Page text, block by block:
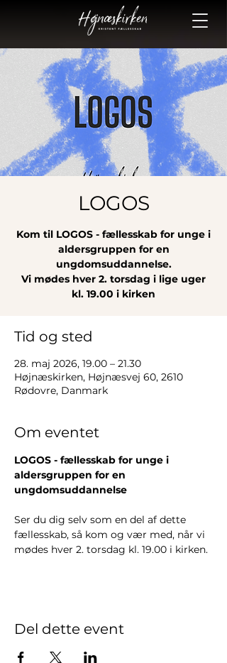
LOGOS
Kom til LOGOS - fællesskab for unge i
aldersgruppen for en
ungdomsuddannelse.
Vi mødes hver 2. torsdag i lige uger
kl. 19.00 i kirken
Tid og sted
28. maj 2026, 19.00 – 21.30
Højnæskirken, Højnæsvej 60, 2610
Rødovre, Danmark
Om eventet
LOGOS - fællesskab for unge i
aldersgruppen for en
ungdomsuddannelse
Ser du dig selv som en del af dette
fællesskab, så kom og vær med, når vi
mødes hver 2. torsdag kl. 19.00 i kirken.
Del dette event